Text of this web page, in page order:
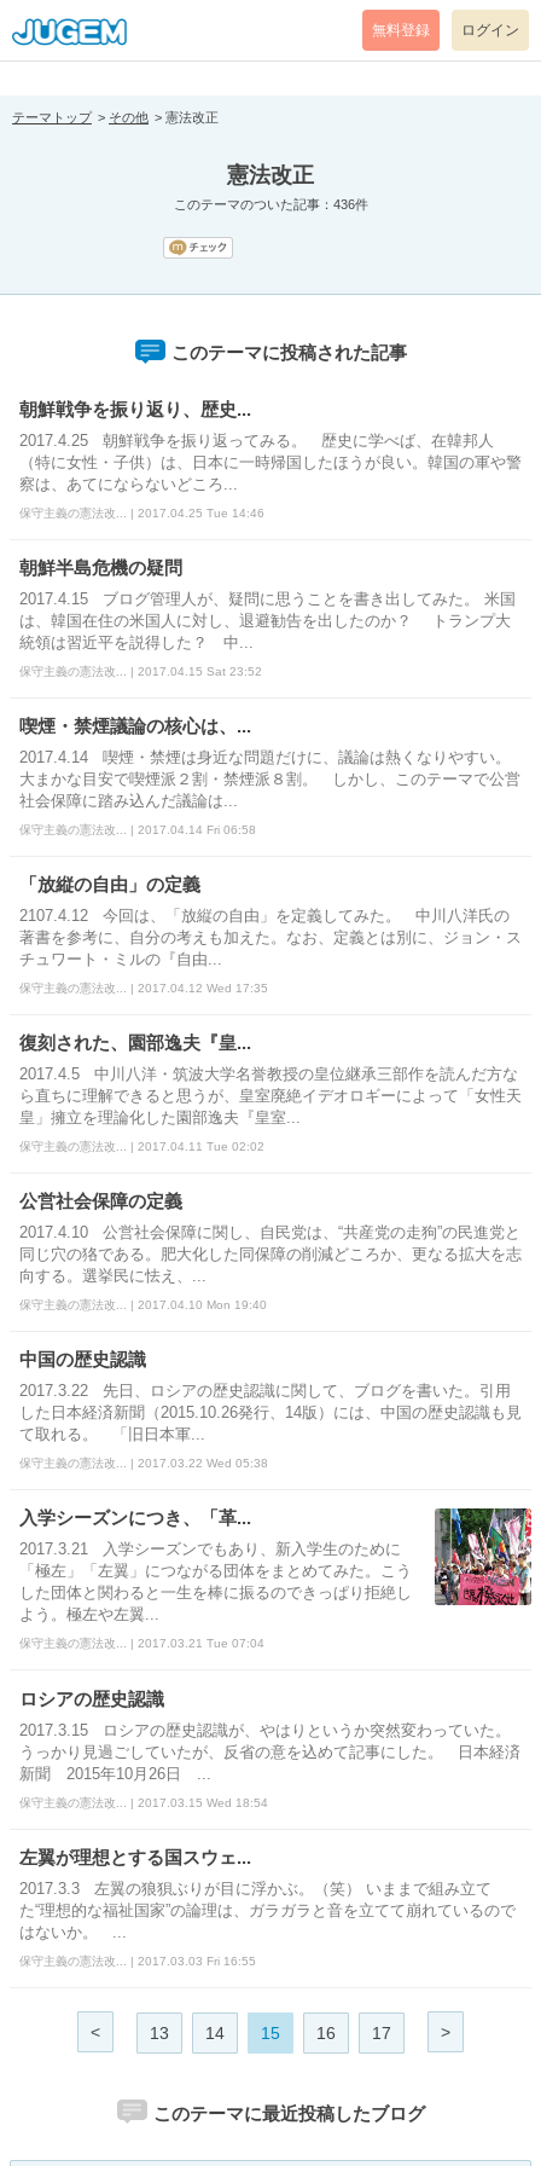
[pear_error: message="Success" code=0 mode=return level=notice
prefix="" info=""]
無料登録 ログイン
テーマトップ その他 憲法改正
憲法改正
このテーマのついた記事：436件
このテーマに投稿された記事
朝鮮戦争を振り返り、歴史...
2017.4.25 朝鮮戦争を振り返ってみる。 歴史に学べば、在韓邦人
（特に女性・子供）は、日本に一時帰国したほうが良い。韓国の軍や警
察は、あてにならないどころ...
保守主義の憲法改... | 2017.04.25 Tue 14:46
朝鮮半島危機の疑問
2017.4.15 ブログ管理人が、疑問に思うことを書き出してみた。 米国
は、韓国在住の米国人に対し、退避勧告を出したのか？ トランプ大
統領は習近平を説得した？ 中...
保守主義の憲法改... | 2017.04.15 Sat 23:52
喫煙・禁煙議論の核心は、...
2017.4.14 喫煙・禁煙は身近な問題だけに、議論は熱くなりやすい。
大まかな目安で喫煙派２割・禁煙派８割。 しかし、このテーマで公営
社会保障に踏み込んだ議論は...
保守主義の憲法改... | 2017.04.14 Fri 06:58
「放縦の自由」の定義
2107.4.12 今回は、「放縦の自由」を定義してみた。 中川八洋氏の
著書を参考に、自分の考えも加えた。なお、定義とは別に、ジョン・ス
チュワート・ミルの『自由...
保守主義の憲法改... | 2017.04.12 Wed 17:35
復刻された、園部逸夫『皇...
2017.4.5 中川八洋・筑波大学名誉教授の皇位継承三部作を読んだ方な
ら直ちに理解できると思うが、皇室廃絶イデオロギーによって「女性天
皇」擁立を理論化した園部逸夫『皇室...
保守主義の憲法改... | 2017.04.11 Tue 02:02
公営社会保障の定義
2017.4.10 公営社会保障に関し、自民党は、“共産党の走狗”の民進党と
同じ穴の狢である。肥大化した同保障の削減どころか、更なる拡大を志
向する。選挙民に怯え、...
保守主義の憲法改... | 2017.04.10 Mon 19:40
中国の歴史認識
2017.3.22 先日、ロシアの歴史認識に関して、ブログを書いた。引用
した日本経済新聞（2015.10.26発行、14版）には、中国の歴史認識も見
て取れる。 「旧日本軍...
保守主義の憲法改... | 2017.03.22 Wed 05:38
入学シーズンにつき、「革...
2017.3.21 入学シーズンでもあり、新入学生のために
「極左」「左翼」につながる団体をまとめてみた。こう
した団体と関わると一生を棒に振るのできっぱり拒絶し
よう。極左や左翼...
保守主義の憲法改... | 2017.03.21 Tue 07:04
ロシアの歴史認識
2017.3.15 ロシアの歴史認識が、やはりというか突然変わっていた。
うっかり見過ごしていたが、反省の意を込めて記事にした。 日本経済
新聞 2015年10月26日 ...
保守主義の憲法改... | 2017.03.15 Wed 18:54
左翼が理想とする国スウェ...
2017.3.3 左翼の狼狽ぶりが目に浮かぶ。（笑） いままで組み立て
た“理想的な福祉国家”の論理は、ガラガラと音を立てて崩れているので
はないか。 ...
保守主義の憲法改... | 2017.03.03 Fri 16:55
< 13 14 15 16 17 >
このテーマに最近投稿したブログ